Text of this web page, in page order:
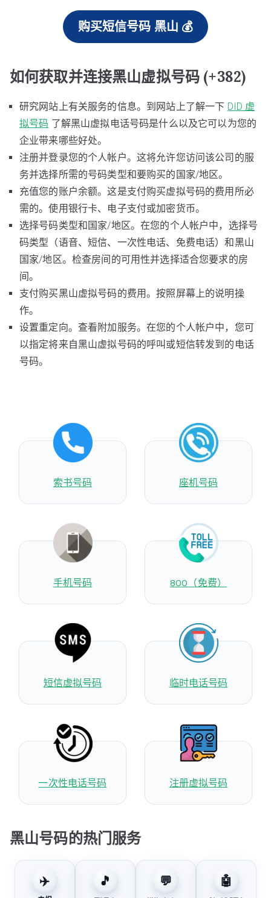
购买短信号码 黑山 💰
如何获取并连接黑山虚拟号码 (+382)
研究网站上有关服务的信息。到网站上了解一下 DID 虚
拟号码 了解黑山虚拟电话号码是什么以及它可以为您的
企业带来哪些好处。
注册并登录您的个人帐户。这将允许您访问该公司的服
务并选择所需的号码类型和要购买的国家/地区。
充值您的账户余额。这是支付购买虚拟号码的费用所必
需的。使用银行卡、电子支付或加密货币。
选择号码类型和国家/地区。在您的个人帐户中，选择号
码类型（语音、短信、一次性电话、免费电话）和黑山
国家/地区。检查房间的可用性并选择适合您要求的房
间。
支付购买黑山虚拟号码的费用。按照屏幕上的说明操
作。
设置重定向。查看附加服务。在您的个人帐户中，您可
以指定将来自黑山虚拟号码的呼叫或短信转发到的电话
号码。
索书号码 座机号码
手机号码 800（免费）
短信虚拟号码 临时电话号码
一次性电话号码 注册虚拟号码
黑山号码的热门服务
✈️ 🎵 💬 🤖